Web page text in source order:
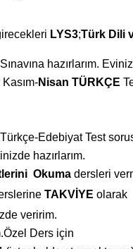
LYS3;Türk Dili
hazırlarım.
Kasım-Nisan TÜRKÇE
Türkçe-Edebiyat Test
hazırlarım.
Okuma dersleri
TAKVİYE olarak
veririm.
Ders için